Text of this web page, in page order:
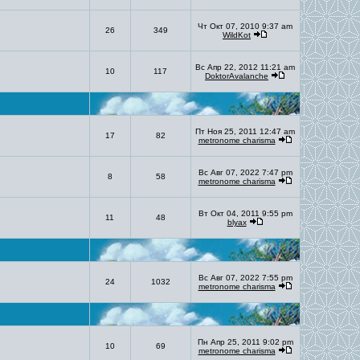
26 349
Чт Окт 07, 2010 9:37 am
WildKot
10 117
Вс Апр 22, 2012 11:21 am
DoktorAvalanche
17 82
Пт Ноя 25, 2011 12:47 am
metronome charisma
8 58
Вс Авг 07, 2022 7:47 pm
metronome charisma
11 48
Вт Окт 04, 2011 9:55 pm
blyax
24 1032
Вс Авг 07, 2022 7:55 pm
metronome charisma
10 69
Пн Апр 25, 2011 9:02 pm
metronome charisma